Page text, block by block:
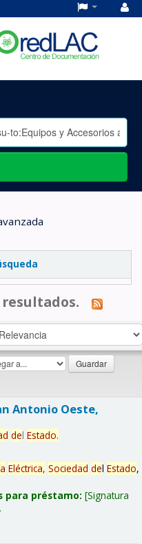
Antonio Oeste,
del Estado.
Eléctrica, Sociedad del Estado,
para préstamo: Signatura